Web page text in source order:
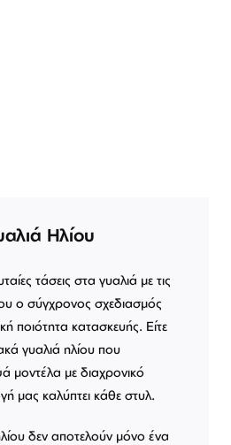
Ηλίου
τάσεις στα γυαλιά με τις
ο σύγχρονος σχεδιασμός
ποιότητα κατασκευής. Είτε
γυαλιά ηλίου που
μοντέλα με διαχρονικό
μας καλύπτει κάθε στυλ.
δεν αποτελούν μόνο ένα